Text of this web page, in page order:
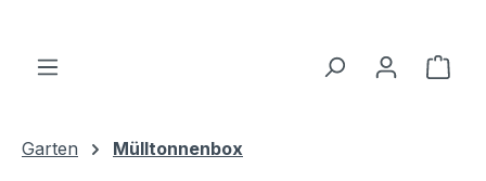
Garten Mülltonnenbox